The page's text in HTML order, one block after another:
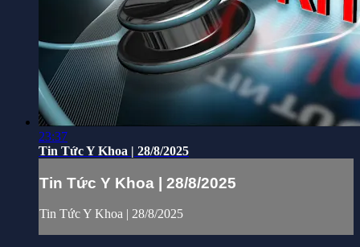
23:37
Tin Tức Y Khoa | 28/8/2025
Tin Tức Y Khoa | 28/8/2025
Tin Tức Y Khoa | 28/8/2025